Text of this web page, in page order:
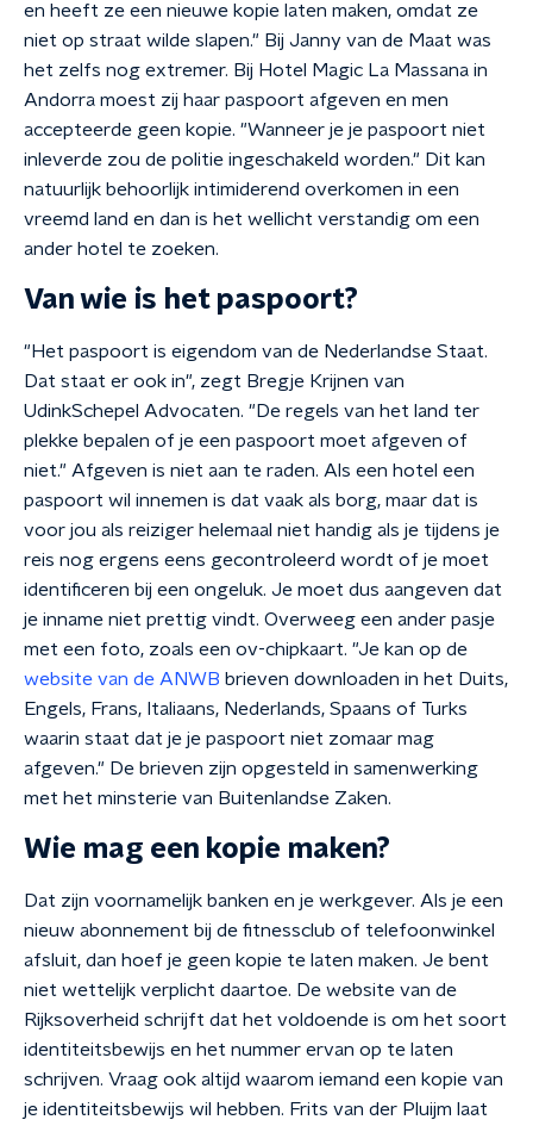
en heeft ze een nieuwe kopie laten maken, omdat ze
niet op straat wilde slapen." Bij Janny van de Maat was
het zelfs nog extremer. Bij Hotel Magic La Massana in
Andorra moest zij haar paspoort afgeven en men
accepteerde geen kopie. "Wanneer je je paspoort niet
inleverde zou de politie ingeschakeld worden." Dit kan
natuurlijk behoorlijk intimiderend overkomen in een
vreemd land en dan is het wellicht verstandig om een
ander hotel te zoeken.
Van wie is het paspoort?
"Het paspoort is eigendom van de Nederlandse Staat.
Dat staat er ook in", zegt Bregje Krijnen van
UdinkSchepel Advocaten. "De regels van het land ter
plekke bepalen of je een paspoort moet afgeven of
niet." Afgeven is niet aan te raden. Als een hotel een
paspoort wil innemen is dat vaak als borg, maar dat is
voor jou als reiziger helemaal niet handig als je tijdens je
reis nog ergens eens gecontroleerd wordt of je moet
identificeren bij een ongeluk. Je moet dus aangeven dat
je inname niet prettig vindt. Overweeg een ander pasje
met een foto, zoals een ov-chipkaart. "Je kan op de
website van de ANWB brieven downloaden in het Duits,
Engels, Frans, Italiaans, Nederlands, Spaans of Turks
waarin staat dat je je paspoort niet zomaar mag
afgeven." De brieven zijn opgesteld in samenwerking
met het minsterie van Buitenlandse Zaken.
Wie mag een kopie maken?
Dat zijn voornamelijk banken en je werkgever. Als je een
nieuw abonnement bij de fitnessclub of telefoonwinkel
afsluit, dan hoef je geen kopie te laten maken. Je bent
niet wettelijk verplicht daartoe. De website van de
Rijksoverheid schrijft dat het voldoende is om het soort
identiteitsbewijs en het nummer ervan op te laten
schrijven. Vraag ook altijd waarom iemand een kopie van
je identiteitsbewijs wil hebben. Frits van der Pluijm laat